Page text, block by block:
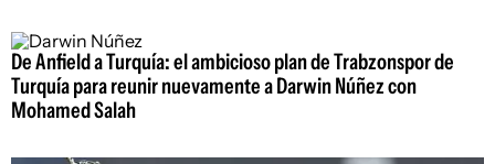
De Anfield a Turquía: el ambicioso plan de Trabzonspor de
Turquía para reunir nuevamente a Darwin Núñez con
Mohamed Salah